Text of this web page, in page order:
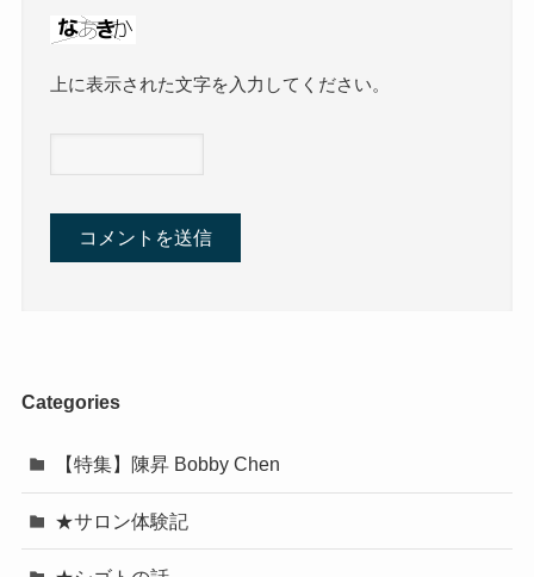
上に表示された文字を入力してください。
Categories
【特集】陳昇 Bobby Chen
★サロン体験記